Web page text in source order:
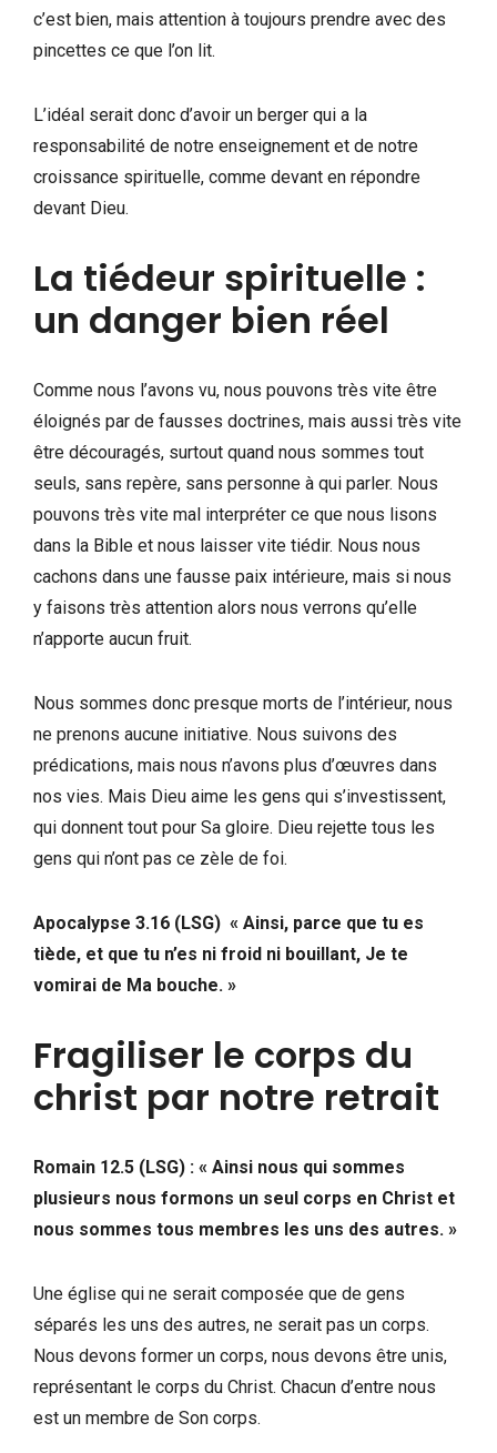
c’est bien, mais attention à toujours prendre avec des
pincettes ce que l’on lit.
L’idéal serait donc d’avoir un berger qui a la
responsabilité de notre enseignement et de notre
croissance spirituelle, comme devant en répondre
devant Dieu.
La tiédeur spirituelle :
un danger bien réel
Comme nous l’avons vu, nous pouvons très vite être
éloignés par de fausses doctrines, mais aussi très vite
être découragés, surtout quand nous sommes tout
seuls, sans repère, sans personne à qui parler. Nous
pouvons très vite mal interpréter ce que nous lisons
dans la Bible et nous laisser vite tiédir. Nous nous
cachons dans une fausse paix intérieure, mais si nous
y faisons très attention alors nous verrons qu’elle
n’apporte aucun fruit.
Nous sommes donc presque morts de l’intérieur, nous
ne prenons aucune initiative. Nous suivons des
prédications, mais nous n’avons plus d’œuvres dans
nos vies. Mais Dieu aime les gens qui s’investissent,
qui donnent tout pour Sa gloire. Dieu rejette tous les
gens qui n’ont pas ce zèle de foi.
Apocalypse 3.16 (LSG) « Ainsi, parce que tu es
tiède, et que tu n’es ni froid ni bouillant, Je te
vomirai de Ma bouche. »
Fragiliser le corps du
christ par notre retrait
Romain 12.5 (LSG) : « Ainsi nous qui sommes
plusieurs nous formons un seul corps en Christ et
nous sommes tous membres les uns des autres. »
Une église qui ne serait composée que de gens
séparés les uns des autres, ne serait pas un corps.
Nous devons former un corps, nous devons être unis,
représentant le corps du Christ. Chacun d’entre nous
est un membre de Son corps.